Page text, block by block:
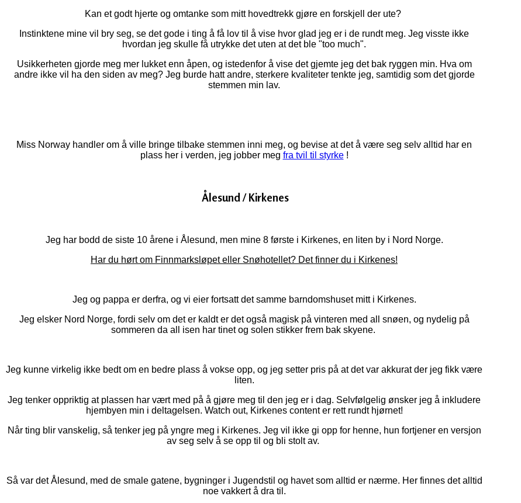
Kan et godt hjerte og omtanke som mitt hovedtrekk gjøre en forskjell der ute?
Instinktene mine vil bry seg, se det gode i ting å få lov til å vise hvor glad jeg er i de rundt meg. Jeg visste ikke
hvordan jeg skulle få utrykke det uten at det ble "too much".
Usikkerheten gjorde meg mer lukket enn åpen, og istedenfor å vise det gjemte jeg det bak ryggen min. Hva om
andre ikke vil ha den siden av meg? Jeg burde hatt andre, sterkere kvaliteter tenkte jeg, samtidig som det gjorde
stemmen min lav.
Miss Norway handler om å ville bringe tilbake stemmen inni meg, og bevise at det å være seg selv alltid har en
plass her i verden, jeg jobber meg fra tvil til styrke!
Ålesund / Kirkenes
Jeg har bodd de siste 10 årene i Ålesund, men mine 8 første i Kirkenes, en liten by i Nord Norge.
Har du hørt om Finnmarksløpet eller Snøhotellet? Det finner du i Kirkenes!
Jeg og pappa er derfra, og vi eier fortsatt det samme barndomshuset mitt i Kirkenes.
Jeg elsker Nord Norge, fordi selv om det er kaldt er det også magisk på vinteren med all snøen, og nydelig på
sommeren da all isen har tinet og solen stikker frem bak skyene.
Jeg kunne virkelig ikke bedt om en bedre plass å vokse opp, og jeg setter pris på at det var akkurat der jeg fikk være
liten.
Jeg tenker oppriktig at plassen har vært med på å gjøre meg til den jeg er i dag. Selvfølgelig ønsker jeg å inkludere
hjembyen min i deltagelsen. Watch out, Kirkenes content er rett rundt hjørnet!
Når ting blir vanskelig, så tenker jeg på yngre meg i Kirkenes. Jeg vil ikke gi opp for henne, hun fortjener en versjon
av seg selv å se opp til og bli stolt av.
Så var det Ålesund, med de smale gatene, bygninger i Jugendstil og havet som alltid er nærme. Her finnes det alltid
noe vakkert å dra til.